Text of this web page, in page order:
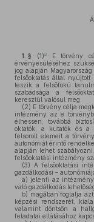
1. § (1) 3E törvény
érvényesüléséhez
jog alapján
felsőoktatás által nyújtott
teszik a felsőfokú
szabadsága a
keresztül valósul meg.
(2) E törvény célja
intézmény az e
élhessen, továbbá
oktatók, a kutatók és a
felsorolt elemeit a
autonómiát érintő
alapján lehet
felsőoktatási intézmény
(3) A felsőoktatási
gazdálkodási –
a) jelenti az
való gazdálkodás
b) magában foglalja
képzési rendszerét,
valamint döntsön a
feladatai ellátásához